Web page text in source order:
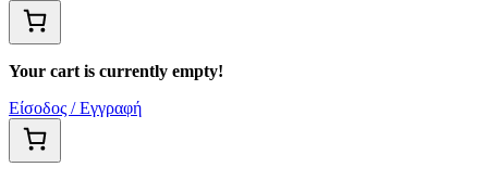
Your cart is currently empty!
Είσοδος / Εγγραφή